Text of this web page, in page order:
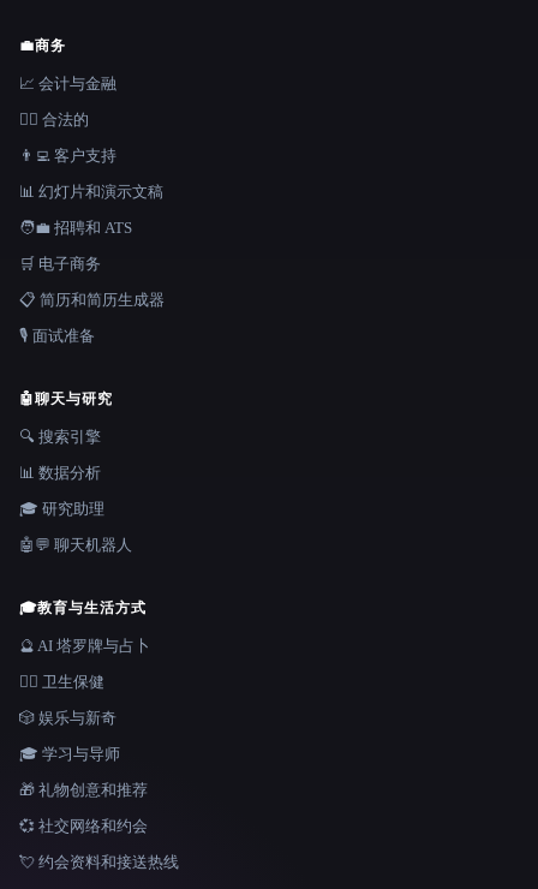
💼商务
📈 会计与金融
👩‍⚖️ 合法的
👨‍💻 客户支持
📊 幻灯片和演示文稿
🧑‍💼 招聘和 ATS
🛒 电子商务
📋 简历和简历生成器
🎙️ 面试准备
🤖聊天与研究
🔍 搜索引擎
📊 数据分析
🎓 研究助理
🤖💬 聊天机器人
🎓教育与生活方式
🔮 AI 塔罗牌与占卜
👩‍⚕️ 卫生保健
🎲 娱乐与新奇
🎓 学习与导师
🎁 礼物创意和推荐
💞 社交网络和约会
💘 约会资料和接送热线